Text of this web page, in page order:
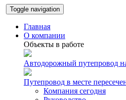
Toggle navigation
Главная
О компании
Объекты в работе
Автодорожный путепровод
Путепровод в месте
Компания сегодня